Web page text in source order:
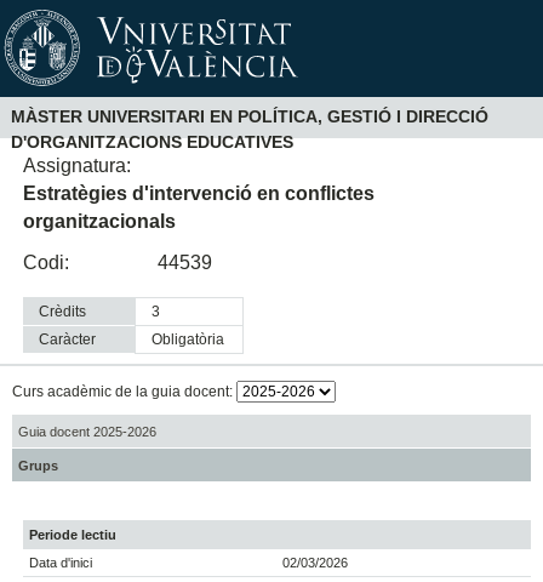
MÀSTER UNIVERSITARI EN POLÍTICA, GESTIÓ I DIRECCIÓ
D'ORGANITZACIONS EDUCATIVES
Assignatura:
Estratègies d'intervenció en conflictes
organitzacionals
Codi:
44539
Crèdits
3
Caràcter
obligatòria
Curs acadèmic de la guia docent:
Guia docent 2025-2026
Grups
Periode lectiu
Data d'inici
02/03/2026